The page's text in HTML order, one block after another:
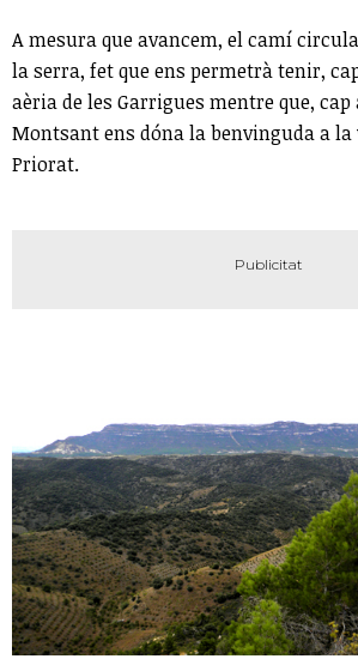
A mesura que avancem, el camí
la serra, fet que ens permetrà tenir,
aèria de les Garrigues mentre que,
Montsant ens dóna la benvinguda a
Priorat.